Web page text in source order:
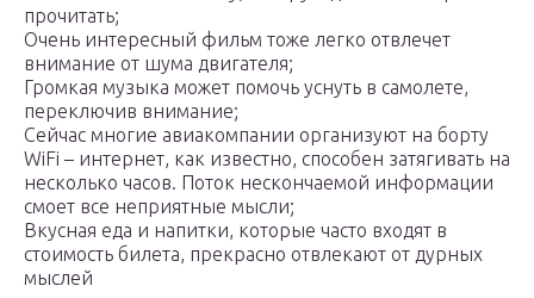
прочитать;
Очень интересный фильм тоже легко отвлечет
внимание от шума двигателя;
Громкая музыка может помочь уснуть в самолете,
переключив внимание;
Сейчас многие авиакомпании организуют на борту
WiFi – интернет, как известно, способен затягивать на
несколько часов. Поток нескончаемой информации
смоет все неприятные мысли;
Вкусная еда и напитки, которые часто входят в
стоимость билета, прекрасно отвлекают от дурных
мыслей